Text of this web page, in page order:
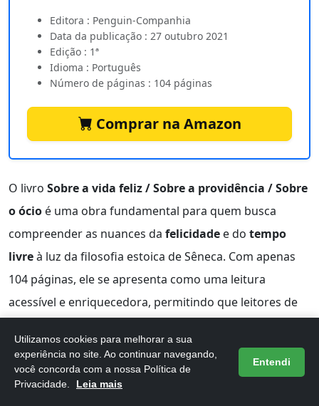
Editora : Penguin-Companhia
Data da publicação : 27 outubro 2021
Edição : 1ª
Idioma : Português
Número de páginas : 104 páginas
Comprar na Amazon
O livro Sobre a vida feliz / Sobre a providência / Sobre
o ócio é uma obra fundamental para quem busca
compreender as nuances da felicidade e do tempo
livreà luz da filosofia estoica de Sêneca. Com apenas
104 páginas, ele se apresenta como uma leitura
acessível e enriquecedora, permitindo que leitores de
valiosos.
Com uma avaliação média de 4,8 de 5 estrelasem 364
Utilizamos cookies para melhorar a sua
experiência no site. Ao continuar navegando,
você concorda com a nossa Política de
Privacidade.
Leia mais
Entendi